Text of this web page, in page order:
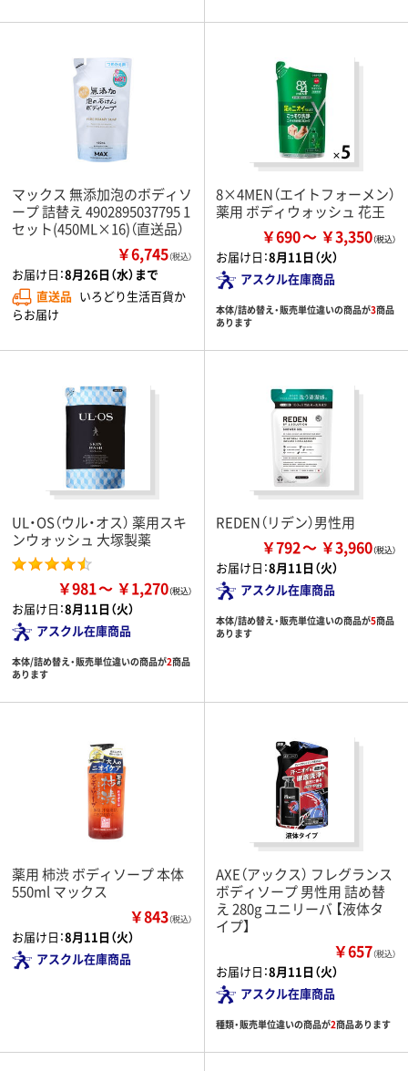
マックス 無添加泡のボディソ
ープ 詰替え 4902895037795 1
セット(450ML×16)（直送品）
￥6,745（税込）
お届け日：8月26日（水）まで
直送品 いろどり生活百貨か
らお届け
8×4MEN（エイトフォーメン）
薬用 ボディウォッシュ 花王
￥690 ￥3,350
お届け日：8月11日（火）
アスクル在庫商品
本体/詰め替え・販売単位違いの商品が3商品
あります
UL・OS（ウル・オス） 薬用スキ
ンウォッシュ 大塚製薬
￥981 ￥1,270
お届け日：8月11日（火）
アスクル在庫商品
本体/詰め替え・販売単位違いの商品が2商品
あります
REDEN（リデン）男性用
￥792 ￥3,960
お届け日：8月11日（火）
アスクル在庫商品
本体/詰め替え・販売単位違いの商品が5商品
あります
薬用 柿渋 ボディソープ 本体
550ml マックス
￥843（税込）
お届け日：8月11日（火）
アスクル在庫商品
AXE（アックス） フレグランス
ボディソープ 男性用 詰め替
え 280g ユニリーバ 【液体タ
イプ】
￥657（税込）
お届け日：8月11日（火）
アスクル在庫商品
種類・販売単位違いの商品が2商品あります